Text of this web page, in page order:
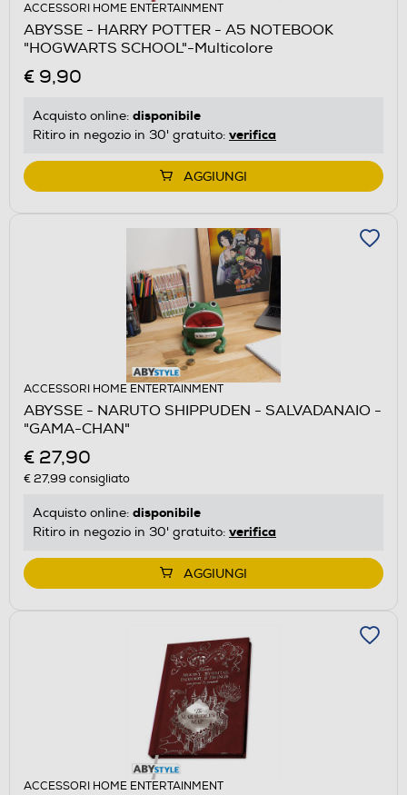
ACCESSORI HOME ENTERTAINMENT
ABYSSE - HARRY POTTER - A5 NOTEBOOK
"HOGWARTS SCHOOL"-Multicolore
€ 9,90
Acquisto online: disponibile
Ritiro in negozio in 30' gratuito: verifica
AGGIUNGI
ACCESSORI HOME ENTERTAINMENT
ABYSSE - NARUTO SHIPPUDEN - SALVADANAIO -
"GAMA-CHAN"
€ 27,90
€ 27,99 consigliato
Acquisto online: disponibile
Ritiro in negozio in 30' gratuito: verifica
AGGIUNGI
ACCESSORI HOME ENTERTAINMENT